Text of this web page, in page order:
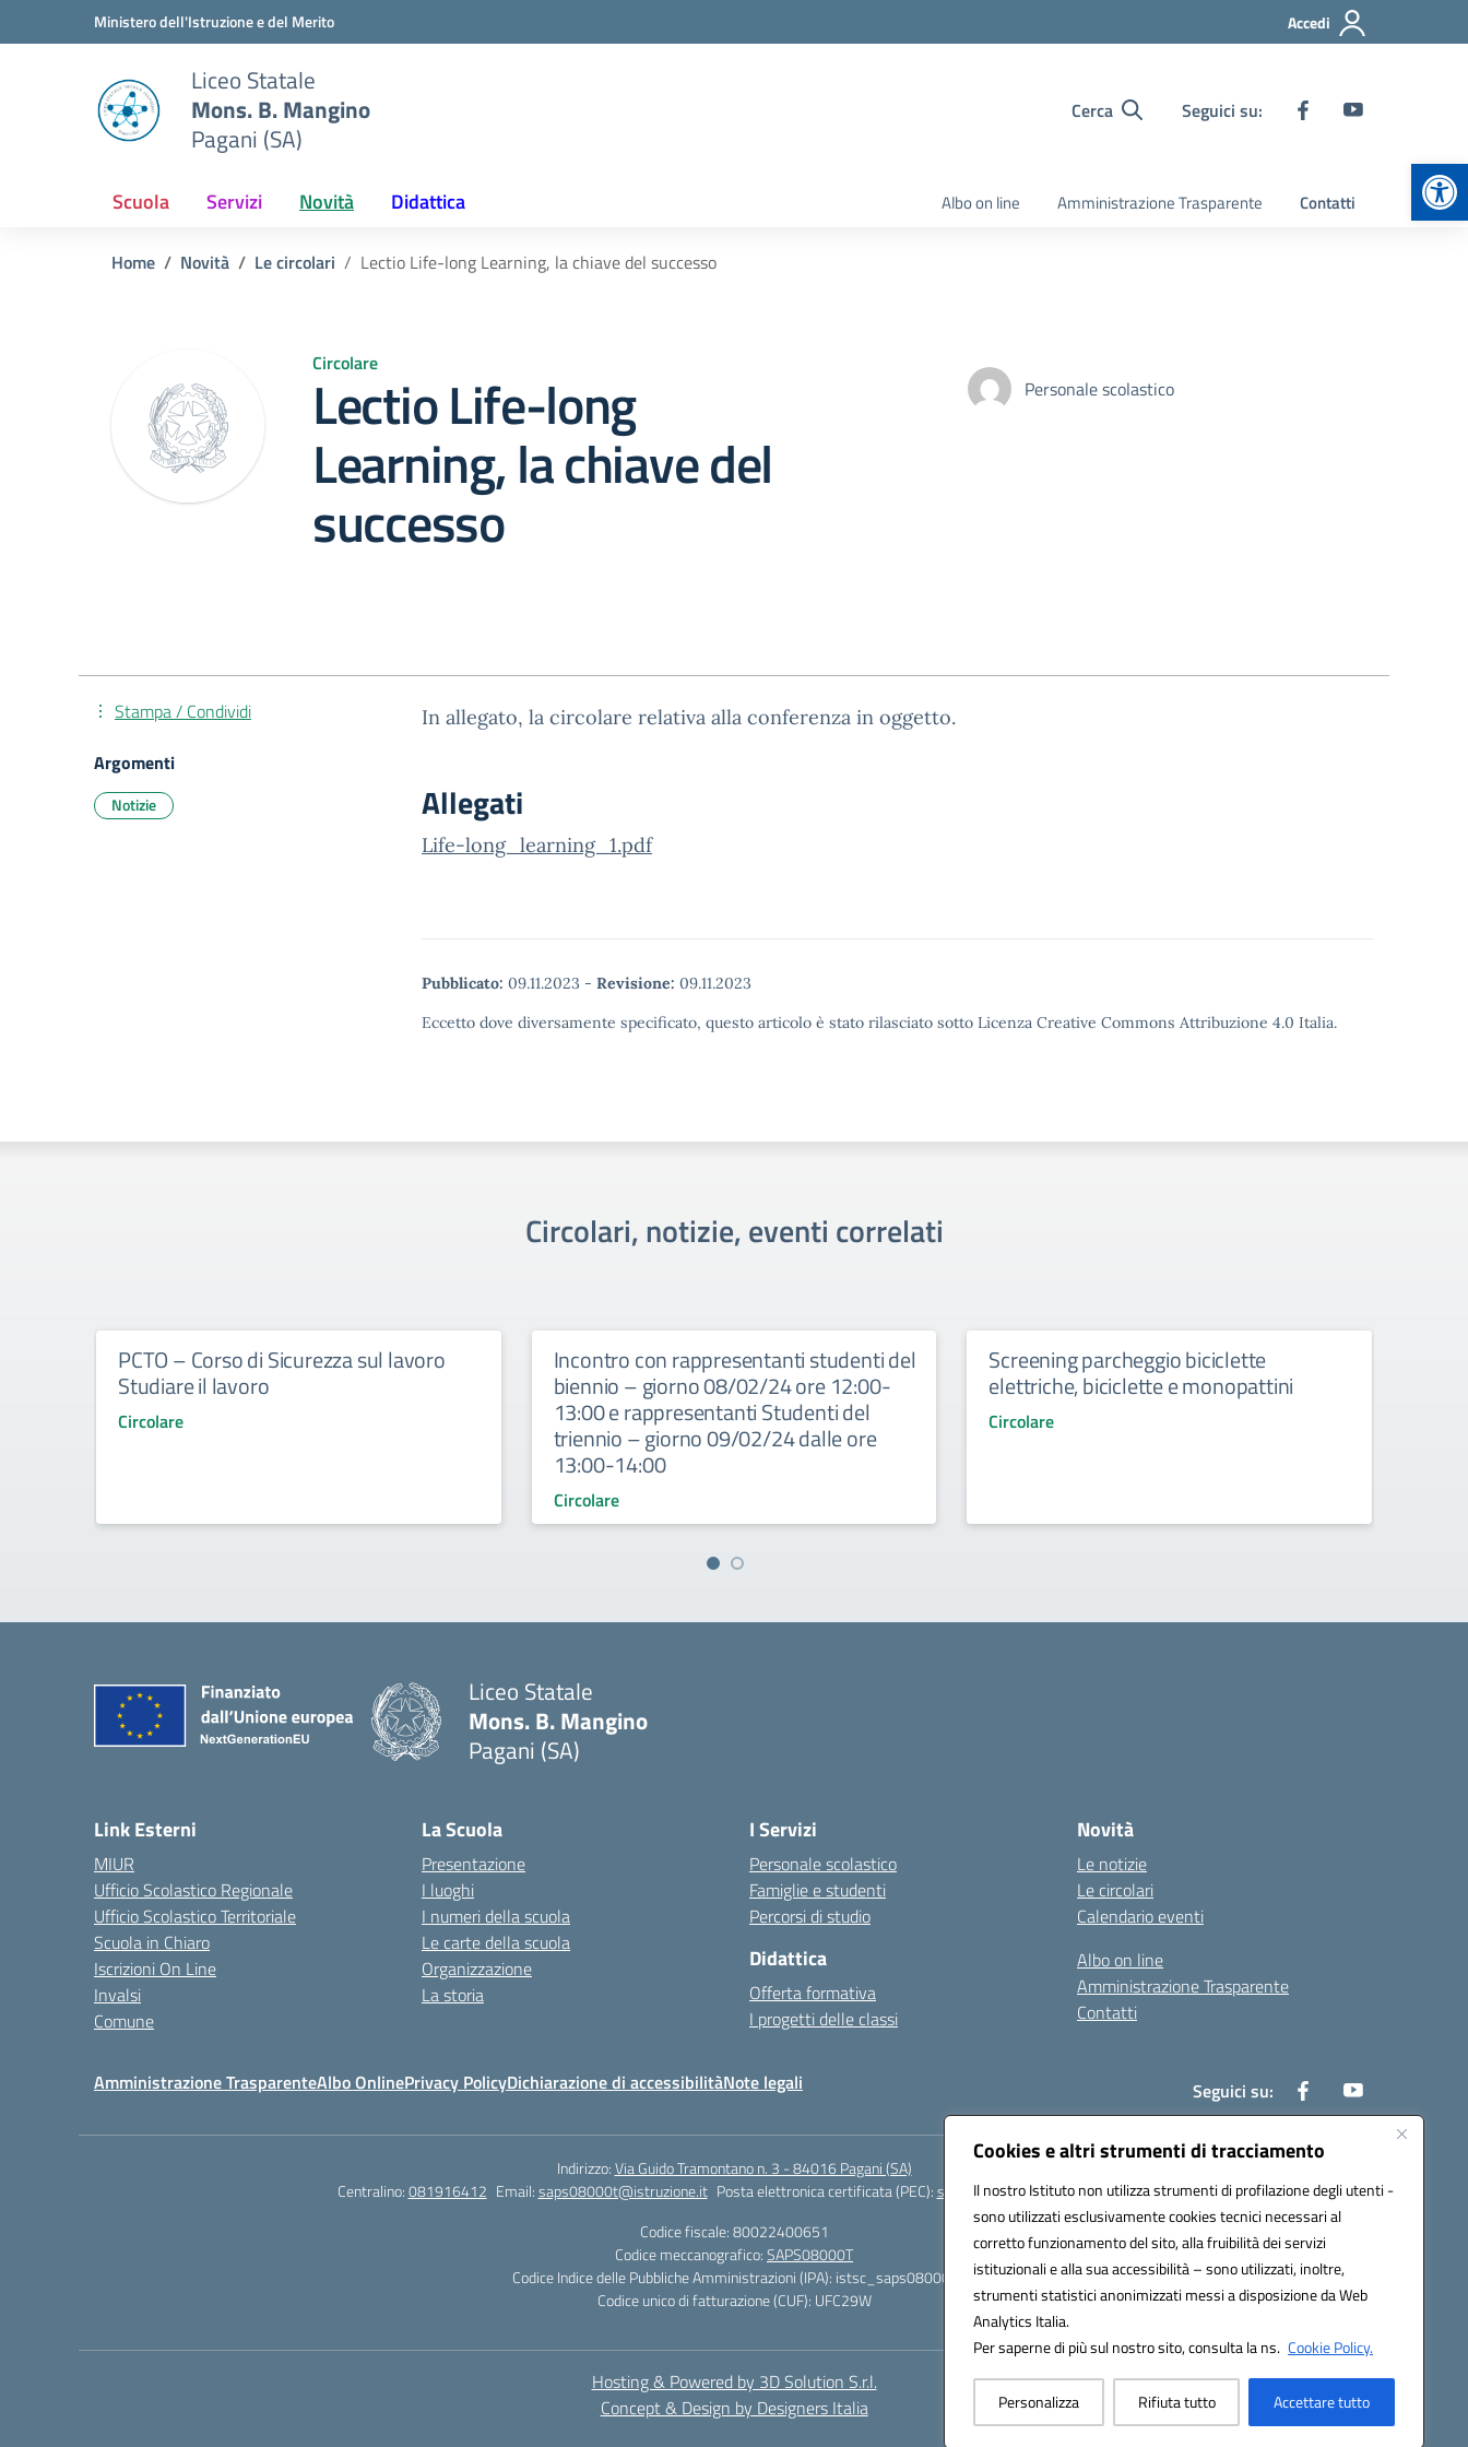
Cookies e altri strumenti di tracciamento
Il nostro Istituto non utilizza strumenti di profilazione degli utenti -
sono utilizzati esclusivamente cookies tecnici necessari al
corretto funzionamento del sito, alla fruibilità dei servizi
istituzionali e alla sua accessibilità – sono utilizzati, inoltre,
strumenti statistici anonimizzati messi a disposizione da Web
Analytics Italia.
Per saperne di più sul nostro sito, consulta la ns. Cookie Policy.
Personalizza Rifiuta tutto Accettare tutto
Vai ai contenuti
Vai al menu di navigazioneMinistero dell'Istruzione e del Merito Accedi
Liceo Statale
Mons. B. Mangino
Pagani (SA)
Cerca Seguici su:
Scuola Servizi Novità Didattica Albo on line Amministrazione Trasparente Contatti
Home Novità Le circolari Lectio Life-long Learning, la chiave del successo
Circolare
Lectio Life-long
Learning, la chiave del
successo
Personale scolastico
In allegato, la circolare relativa alla conferenza in oggetto.
Allegati
Life-long_learning_1.pdf
Pubblicato: 09.11.2023 - Revisione: 09.11.2023
Eccetto dove diversamente specificato, questo articolo è stato rilasciato sotto Licenza Creative Commons Attribuzione 4.0 Italia.
Stampa / Condividi
Argomenti
Notizie
Circolari, notizie, eventi correlati
PCTO – Corso di Sicurezza sul lavoro
Studiare il lavoro
Circolare
Incontro con rappresentanti studenti del
biennio – giorno 08/02/24 ore 12:00-
13:00 e rappresentanti Studenti del
triennio – giorno 09/02/24 dalle ore
13:00-14:00
Circolare
Screening parcheggio biciclette
elettriche, biciclette e monopattini
Circolare
Liceo Statale
Mons. B. Mangino
Pagani (SA)
Link Esterni
MIUR
Ufficio Scolastico Regionale
Ufficio Scolastico Territoriale
Scuola in Chiaro
Iscrizioni On Line
Invalsi
Comune
La Scuola
Presentazione
I luoghi
I numeri della scuola
Le carte della scuola
Organizzazione
La storia
I Servizi
Personale scolastico
Famiglie e studenti
Percorsi di studio
Didattica
Offerta formativa
I progetti delle classi
Novità
Le notizie
Le circolari
Calendario eventi
Albo on line
Amministrazione Trasparente
Contatti
Amministrazione TrasparenteAlbo OnlinePrivacy PolicyDichiarazione di accessibilitàNote legali Seguici su:
Indirizzo:Via Guido Tramontano n. 3 - 84016 Pagani (SA)
Centralino:081916412 Email:saps08000t@istruzione.it Posta elettronica certificata (PEC):saps08000t@pec.istruzione.it
Codice fiscale: 80022400651
Codice meccanografico:SAPS08000T
Codice Indice delle Pubbliche Amministrazioni (IPA): istsc_saps08000t
Codice unico di fatturazione (CUF): UFC29W
Hosting & Powered by 3D Solution S.r.l.
Concept & Design by Designers Italia